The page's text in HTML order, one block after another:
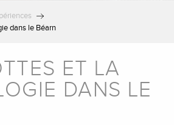
dans le Béarn
ET LA
DANS LE